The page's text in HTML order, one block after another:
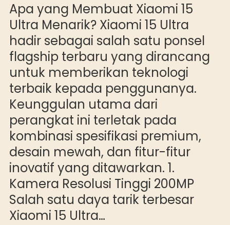
Apa yang Membuat Xiaomi 15
Ultra Menarik? Xiaomi 15 Ultra
hadir sebagai salah satu ponsel
flagship terbaru yang dirancang
untuk memberikan teknologi
terbaik kepada penggunanya.
Keunggulan utama dari
perangkat ini terletak pada
kombinasi spesifikasi premium,
desain mewah, dan fitur-fitur
inovatif yang ditawarkan. 1.
Kamera Resolusi Tinggi 200MP
Salah satu daya tarik terbesar
Xiaomi 15 Ultra…